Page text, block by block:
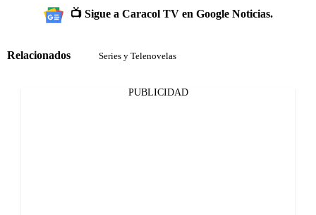
📺 Sigue a Caracol TV en Google Noticias.
Relacionados Series y Telenovelas
PUBLICIDAD